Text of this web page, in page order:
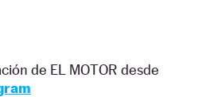
de EL MOTOR desde